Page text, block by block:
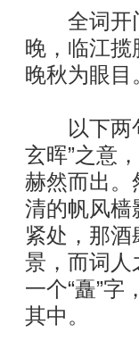
全词开门
晚，临江
晚秋为眼目
以下两句
玄晖”之意
赫然而出。
清的帆风樯
紧处，那
景，而词人
一个“矗”
其中。